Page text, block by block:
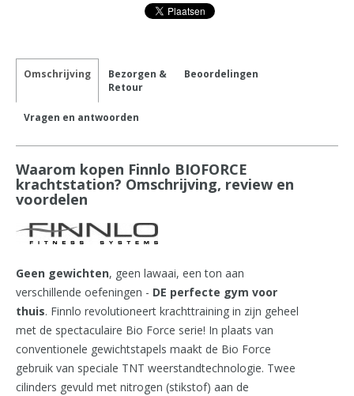
Omschrijving
Bezorgen &
Retour
Beoordelingen
Vragen en antwoorden
Waarom kopen Finnlo BIOFORCE
krachtstation? Omschrijving, review en
voordelen
Geen gewichten, geen lawaai, een ton aan
verschillende oefeningen - DE perfecte gym voor
thuis. Finnlo revolutioneert krachttraining in zijn geheel
met de spectaculaire Bio Force serie! In plaats van
conventionele gewichtstapels maakt de Bio Force
gebruik van speciale TNT weerstandtechnologie. Twee
cilinders gevuld met nitrogen (stikstof) aan de